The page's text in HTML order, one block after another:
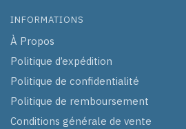
INFORMATIONS
À Propos
Politique d’expédition
Politique de confidentialité
Politique de remboursement
Conditions générale de vente